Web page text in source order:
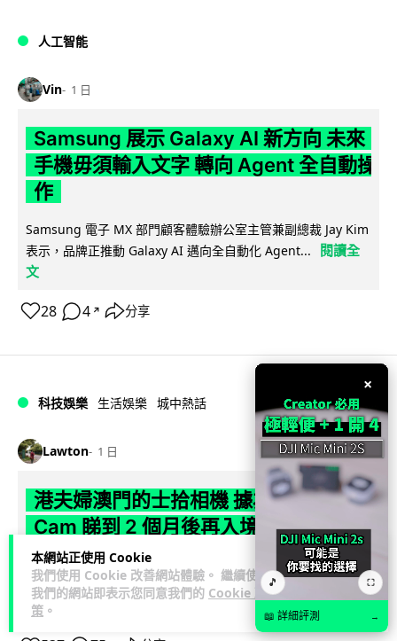
本網站正使用 Cookie
我們使用 Cookie 改善網站體驗。 繼續使用
我們的網站即表示您同意我們的 Cookie 政
策 。
人工智能
Vin 1 日
Samsung 展示 Galaxy AI 新方向 未來
手機毋須輸入文字 轉向 Agent 全自動操
作
Samsung 電子 MX 部門顧客體驗辦公室主管兼副總裁 Jay Kim
表示，品牌正推動 Galaxy AI 邁向全自動化 Agent...
閱讀全
文
28 4 ↗ 分享
科技娛樂 生活娛樂 城中熱話
Lawton 1 日
港夫婦澳門的士拾相機 據為己有被的士
Cam 睇到 2 個月後再入境被捕
一對香港夫婦今年 5 月遊澳門乘的士拾獲他人遺留相機及電
池，拾遺不報並帶返香港自用。兩人本月 2 日經港珠澳大橋再
次入境澳門時，被治安警察局...
閱讀全文
×
🎵 ⛶
📖 詳細評測 →